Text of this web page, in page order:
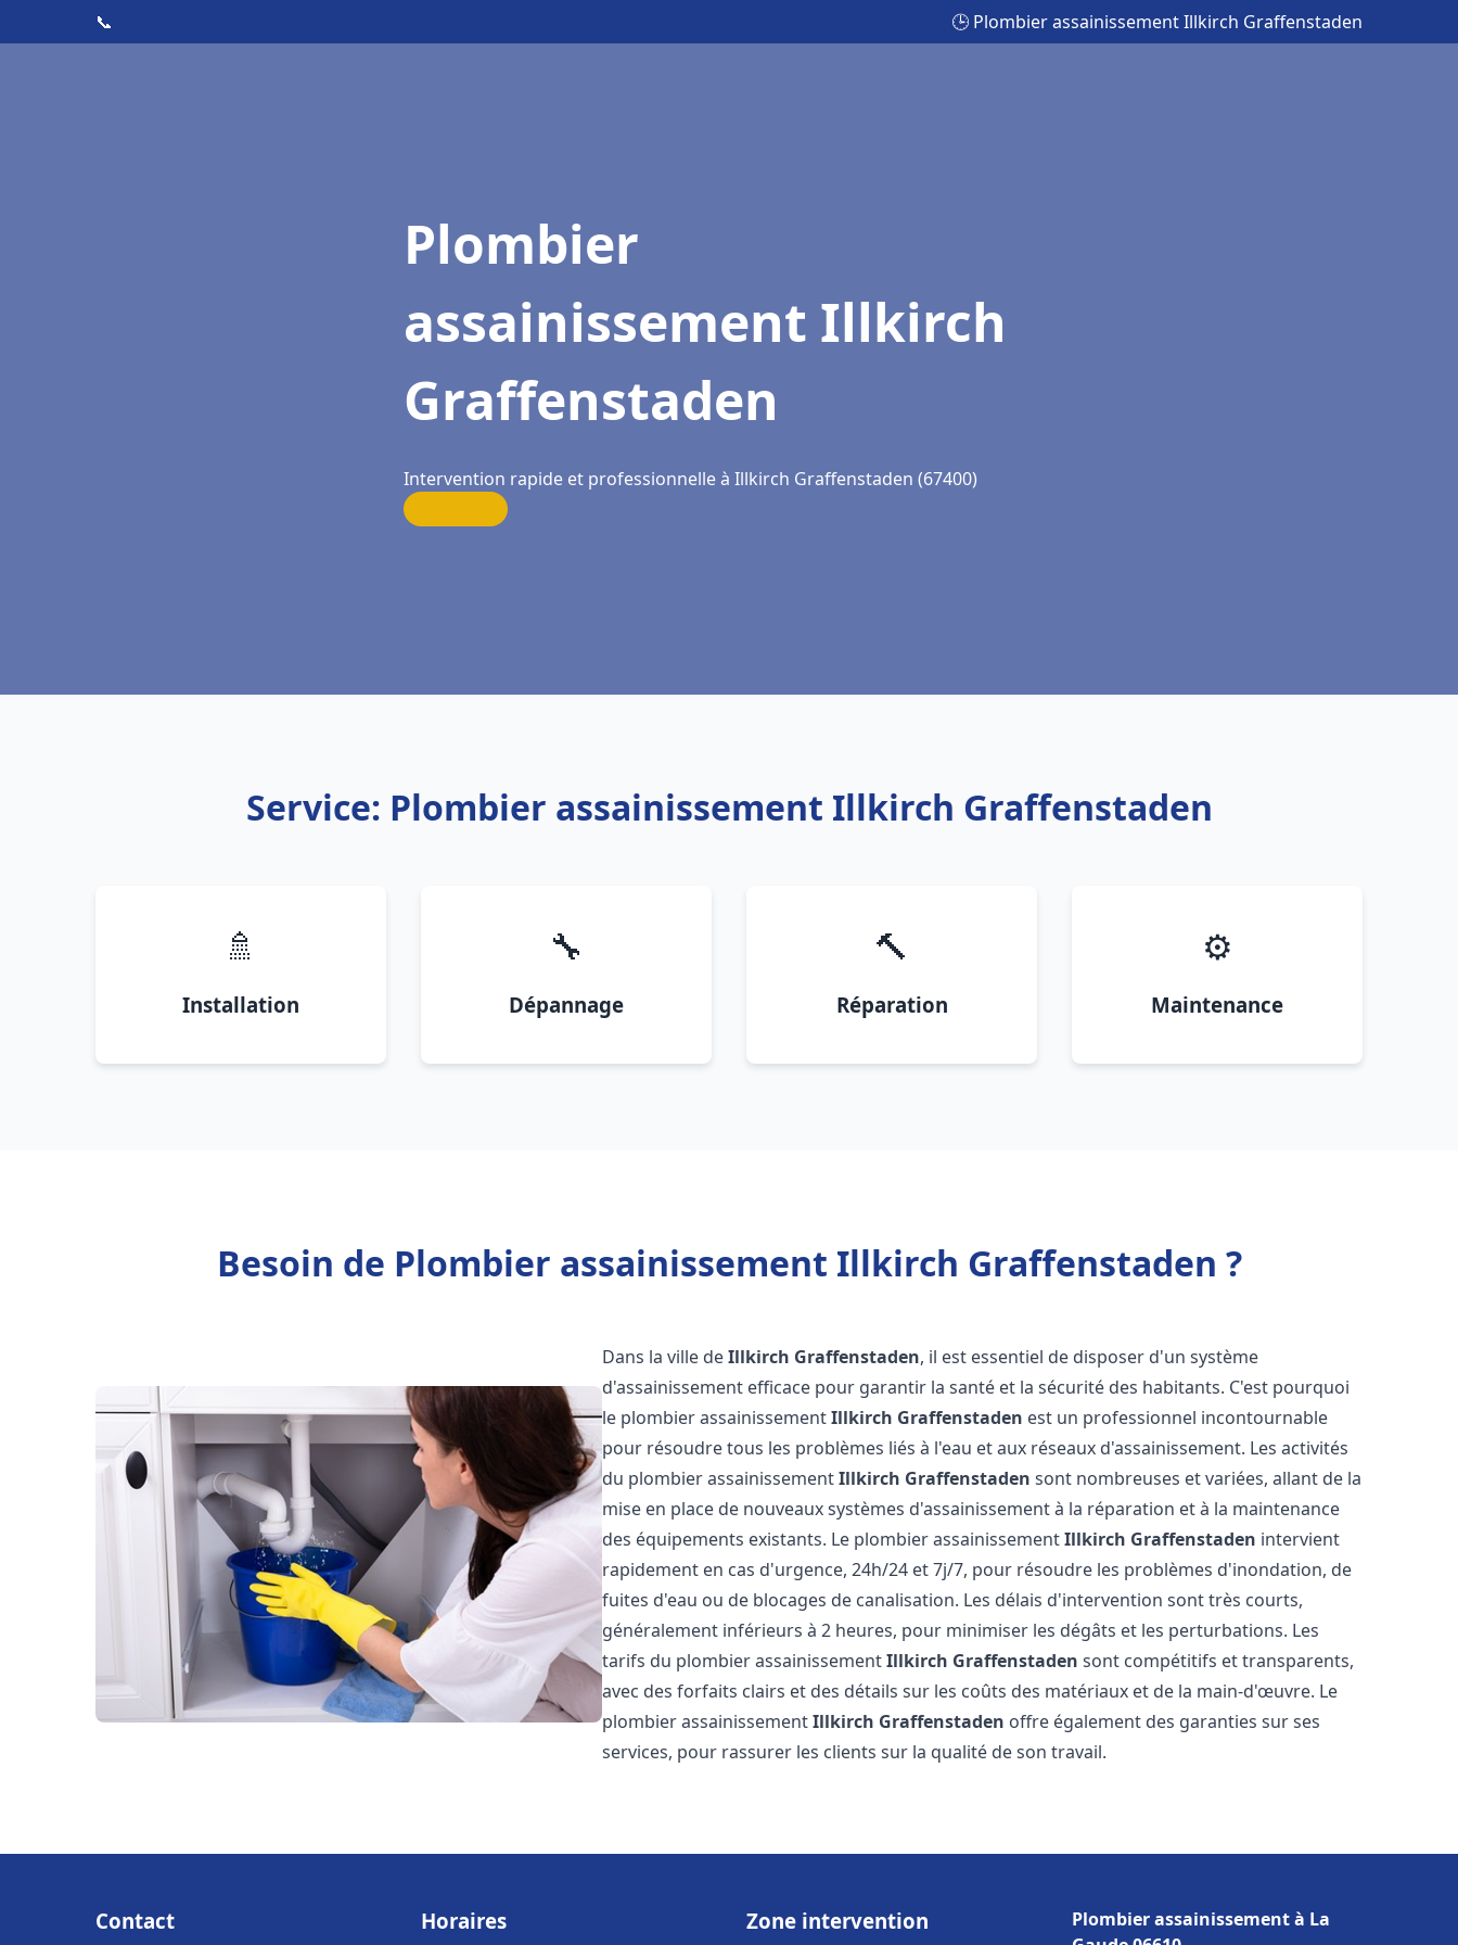
📞 🕒 Plombier assainissement Illkirch Graffenstaden
Plombier
assainissement Illkirch
Graffenstaden
Intervention rapide et professionnelle à Illkirch Graffenstaden (67400)
Service: Plombier assainissement Illkirch Graffenstaden
🚿
Installation
🔧
Dépannage
🔨
Réparation
⚙️
Maintenance
Besoin de Plombier assainissement Illkirch Graffenstaden ?
Dans la ville deIllkirch Graffenstaden, il est essentiel de disposer d'un système
d'assainissement efficace pour garantir la santé et la sécurité des habitants. C'est pourquoi
le plombier assainissementIllkirch Graffenstaden est un professionnel incontournable
pour résoudre tous les problèmes liés à l'eau et aux réseaux d'assainissement. Les activités
du plombier assainissementIllkirch Graffenstaden sont nombreuses et variées, allant de la
mise en place de nouveaux systèmes d'assainissement à la réparation et à la maintenance
des équipements existants. Le plombier assainissementIllkirch Graffenstaden intervient
rapidement en cas d'urgence, 24h/24 et 7j/7, pour résoudre les problèmes d'inondation, de
fuites d'eau ou de blocages de canalisation. Les délais d'intervention sont très courts,
généralement inférieurs à 2 heures, pour minimiser les dégâts et les perturbations. Les
tarifs du plombier assainissementIllkirch Graffenstaden sont compétitifs et transparents,
avec des forfaits clairs et des détails sur les coûts des matériaux et de la main-d'œuvre. Le
plombier assainissementIllkirch Graffenstaden offre également des garanties sur ses
services, pour rassurer les clients sur la qualité de son travail.
Contact Horaires Zone intervention
Plombier assainissement à La